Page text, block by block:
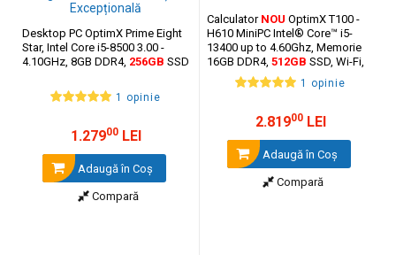
Desktop PC OptimX Prime Eight
Star, Intel Core i5-8500 3.00 -
4.10GHz, 8GB DDR4, 256GB SSD
1 opinie
1.27900LEI
Adaugă în Coş
Compară
Calculator NOU OptimX T100 -
H610 MiniPC Intel® Core™ i5-
13400 up to 4.60Ghz, Memorie
16GB DDR4, 512GB SSD, Wi-Fi,
Bluetooth, Video Integrat Intel®
UHD Graphics
1 opinie
2.81900LEI
Adaugă în Coş
Compară